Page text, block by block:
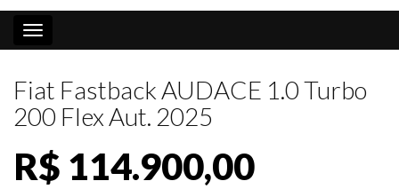
Toggle navigation
Fiat Fastback AUDACE 1.0 Turbo
200 Flex Aut. 2025
R$ 114.900,00